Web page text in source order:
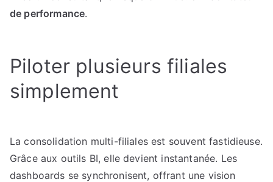
de performance.
Piloter plusieurs filiales
simplement
La consolidation multi-filiales est souvent fastidieuse.
Grâce aux outils BI, elle devient instantanée. Les
dashboards se synchronisent, offrant une vision